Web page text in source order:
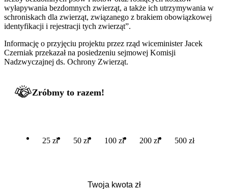
wyłapywania bezdomnych zwierząt, a także ich utrzymywania w
schroniskach dla zwierząt, związanego z brakiem obowiązkowej
identyfikacji i rejestracji tych zwierząt”.
Informację o przyjęciu projektu przez rząd wiceminister Jacek
Czerniak przekazał na posiedzeniu sejmowej Komisji
Nadzwyczajnej ds. Ochrony Zwierząt.
Zróbmy to razem!
25 zł 50 zł 100 zł 200 zł 500 zł